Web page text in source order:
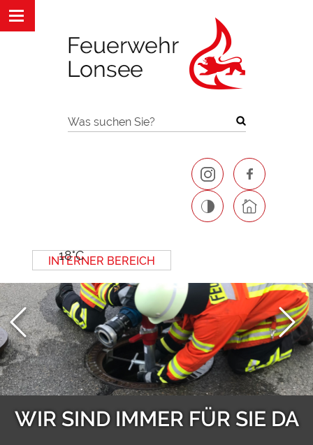
Was suchen Sie?
INTERNER BEREICH
18°C
Next
WIR SIND IMMER FÜR SIE DA